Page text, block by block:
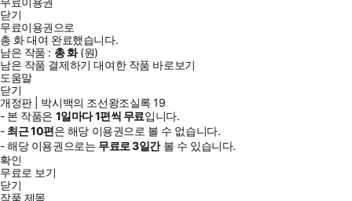
닫기
무료이용권으로
총 화대여 완료했습니다.
남은 작품 : 총화(원)
남은 작품 결제하기 대여한 작품 바로보기
도움말
닫기
개정판 | 박시백의 조선왕조실록 19
- 본 작품은 1일마다1편씩 무료입니다.
- 최근10편은 해당 이용권으로 볼 수 없습니다.
- 해당 이용권으로는 무료로3일간볼 수 있습니다.
확인
무료로 보기
닫기
작품 제목